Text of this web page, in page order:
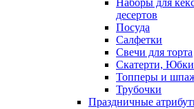
Наборы для
десертов
Посуда
Салфетки
Свечи для торта
Скатерти, Юбки
Топперы и
Трубочки
Праздничные